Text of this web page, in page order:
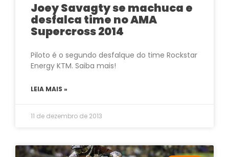
Joey Savagty se machuca e
desfalca time no AMA
Supercross 2014
Piloto é o segundo desfalque do time Rockstar
Energy KTM. Saiba mais!
LEIA MAIS »
11 de dezembro de 2013